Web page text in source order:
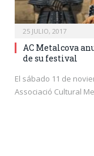
25 JULIO, 2017
AC Metalcova
de su festival
El sábado 11 de
Associació Cultural